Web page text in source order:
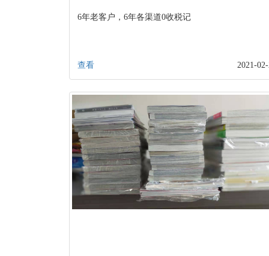
6年老客户，6年各渠道0收税记
查看 2021-